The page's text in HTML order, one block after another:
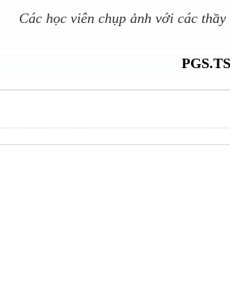
Các học viên chụp ảnh với các